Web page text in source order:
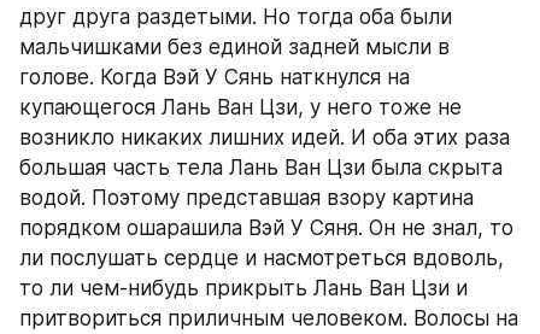
друг друга раздетыми. Но тогда оба были
мальчишками без единой задней мысли в
голове. Когда Вэй У Сянь наткнулся на
купающегося Лань Ван Цзи, у него тоже не
возникло никаких лишних идей. И оба этих раза
большая часть тела Лань Ван Цзи была скрыта
водой. Поэтому представшая взору картина
порядком ошарашила Вэй У Сяня. Он не знал, то
ли послушать сердце и насмотреться вдоволь,
то ли чем-нибудь прикрыть Лань Ван Цзи и
притвориться приличным человеком. Волосы на